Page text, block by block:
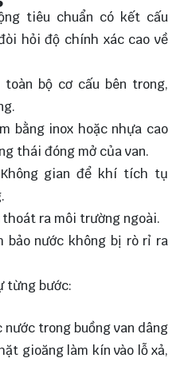
tiêu chuẩn có kết cấu
hỏi độ chính xác cao về
toàn bộ cơ cấu bên trong,
bằng inox hoặc nhựa cao
thái đóng mở của van.
gian để khí tích tụ
ra môi trường ngoài.
bảo nước không bị rò rỉ ra
từng bước:
trong buồng van dâng
gioăng làm kín vào lỗ xả,